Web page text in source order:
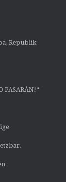
Republik
PASARÁN!“